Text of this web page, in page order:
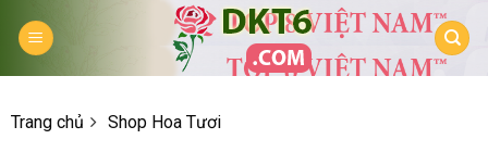
Trang chủ Shop Hoa Tươi